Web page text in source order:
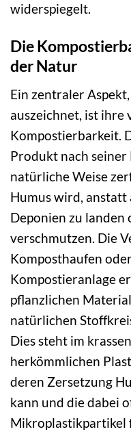
widerspiegelt.
Die
der Natur
Ein zentraler
auszeichnet, ist ihre
Kompostierbarkeit.
Produkt nach
natürliche Weise
Humus wird, anstatt
Deponien zu landen
verschmutzen. Die
Komposthaufen
Kompostieranlage
pflanzlichen
natürlichen
Dies steht im
herkömmlichen
deren Zersetzung
kann und die dabei
Mikroplastikpartikel